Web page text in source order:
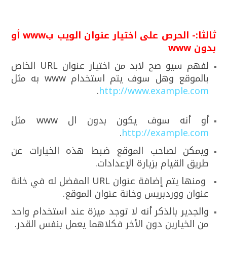
ثالثا:- الحرص على اختيار عنوان الويب بwwwأو
بدونwww
لفهم سيو صح لابد من اختيار عنوان URL الخاص
بالموقع وهل سوف يتم استخدام www به مثل
http://www.example.com
.
أو أنه سوف يكون بدون ال www مثل
http://example.com
.
ويمكن لصاحب الموقع ضبط هذه الخيارات عن
طريق القيام بزيارة الإعدادات.
ومنها يتم إضافة عنوان URL المفضل له في خانة
عنوان ووردبريس وخانة عنوان الموقع.
والجدير بالذكر أنه لا توجد ميزة عند استخدام واحد
من الخيارين دون الأخر فكلاهما يعمل بنفس القدر.